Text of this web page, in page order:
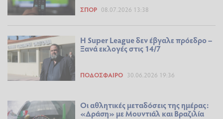
ΣΠΟΡ 08.07.2026 13:38
Η Super League δεν έβγαλε πρόεδρο –
Ξανά εκλογές στις 14/7
ΠΟΔΌΣΦΑΙΡΟ 30.06.2026 19:36
Οι αθλητικές μεταδόσεις της ημέρας:
«Δράση» με Μουντιάλ και Βραζιλία